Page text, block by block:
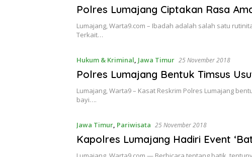
Polres Lumajang Ciptakan Rasa
Lumajang, Warta9.com – Ibadah adalah salah satu
Terkait…
Hukum & Kriminal, Jawa Timur 25 November 2018
Polres Lumajang Bentuk Timsus
Lumajang, Warta9 – Kasat Reskrim Polres Lumajang
bayi….
Jawa Timur, Pariwisata 25 November 2018
Kapolres Lumajang Hadiri Event